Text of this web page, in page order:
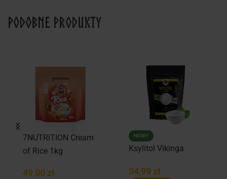
Podobne produkty
7NUTRITION Cream
of Rice 1kg
49,00 zł
NOWY
Ksylitol Vikinga
34,99 zł